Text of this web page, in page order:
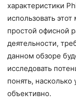
характеристики
использовать
простой офисной
деятельности,
данном обзоре
исследовать
понять,
объективно.